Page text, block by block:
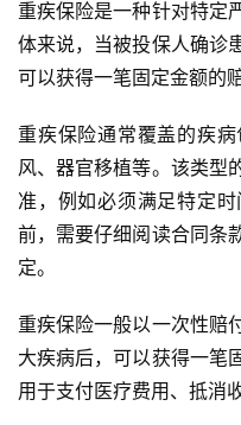
重疾保险是一种针对特定
体来说，当被投保人确诊
可以获得一笔固定金额的赔
重疾保险通常覆盖的疾
风、器官移植等。该类型
准，例如必须满足特定
前，需要仔细阅读合同条
定。
重疾保险一般以一次性赔
大疾病后，可以获得一笔
用于支付医疗费用、抵消